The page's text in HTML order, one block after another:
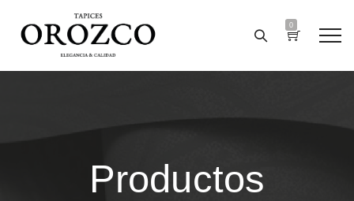
0
Productos